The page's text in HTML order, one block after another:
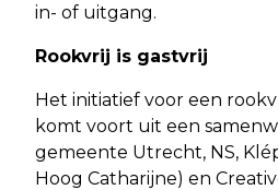
in- of uitgang.
Rookvrij is gastvrij
Het initiatief voor een
komt voort uit een
gemeente Utrecht, NS,
Hoog Catharijne) en